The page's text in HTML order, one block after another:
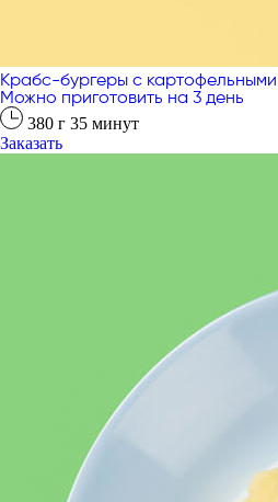
Крабс-бургеры с
Можно приготовить на 3 день
380 г 35 минут
Заказать